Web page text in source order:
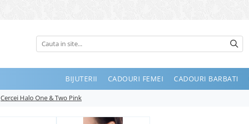
BIJUTERII CADOURI FEMEI CADOURI BARBATI
Cercei Halo One & Two Pink